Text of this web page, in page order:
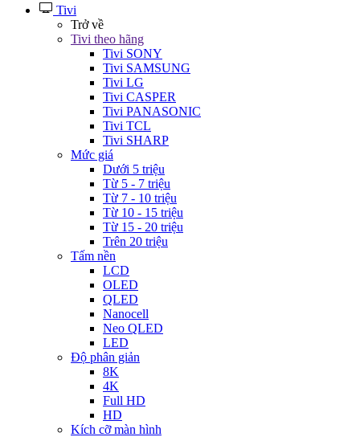
Tivi
Trở về
Tivi theo hãng
Tivi SONY
Tivi SAMSUNG
Tivi LG
Tivi CASPER
Tivi PANASONIC
Tivi TCL
Tivi SHARP
Mức giá
Dưới 5 triệu
Từ 5 - 7 triệu
Từ 7 - 10 triệu
Từ 10 - 15 triệu
Từ 15 - 20 triệu
Trên 20 triệu
Tấm nền
LCD
OLED
QLED
Nanocell
Neo QLED
LED
Độ phân giản
8K
4K
Full HD
HD
Kích cỡ màn hình